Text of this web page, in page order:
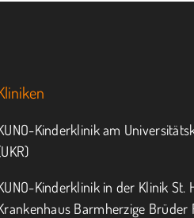
Kinderklinik am
Kinderklinik in der Klinik St.
Barmherzige Brüder